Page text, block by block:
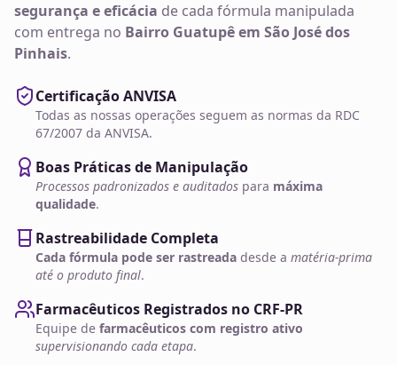
segurança e eficácia de cada fórmula manipulada
com entrega no Bairro Guatupê em São José dos
Pinhais.
Certificação ANVISA
Todas as nossas operações seguem as normas da RDC
67/2007 da ANVISA.
Boas Práticas de Manipulação
Processos padronizados e auditados para máxima
qualidade.
Rastreabilidade Completa
Cada fórmula pode ser rastreada desde a matéria-prima
até o produto final.
Farmacêuticos Registrados no CRF-PR
Equipe de farmacêuticos com registro ativo
supervisionando cada etapa.